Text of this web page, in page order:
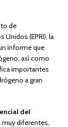
de
Unidos (EPRI), la
informe que
así como
importantes
a gran
del
muy diferentes,